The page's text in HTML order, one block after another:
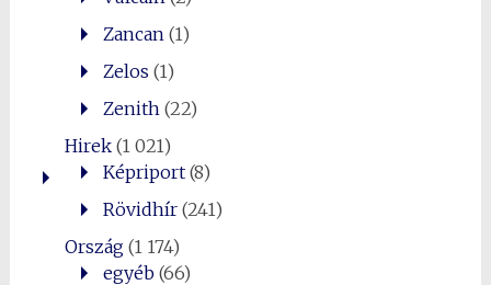
Zancan (1)
Zelos (1)
Zenith (22)
Hirek(1 021)
Képriport(8)
Rövidhír(241)
Ország(1 174)
egyéb(66)